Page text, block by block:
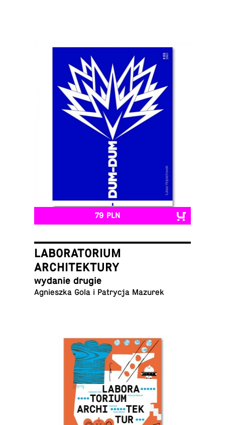
79 PLN
LABORATORIUM
ARCHITEKTURY
wydanie drugie
Ag­nieszka Gola i Pa­trycja Mazurek